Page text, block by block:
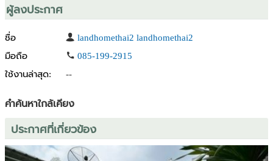
ผู้ลงประกาศ
ชื่อ
landhomethai2 landhomethai2
มือถือ
085-199-2915
ใช้งานล่าสุด:
--
คำค้นหาใกล้เคียง
ประกาศที่เกี่ยวข้อง